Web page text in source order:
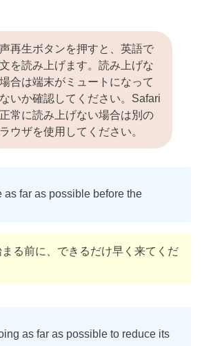
再生ボタンを押すと、英語で
を読み上げます。読み上げな
合は端末がミュートになって
いか確認してください。Safari
常に読み上げない場合は別の
ウザを使用してください。
as far as possible before the
る前に、できるだけ早く来てくだ
as far as possible to reduce its